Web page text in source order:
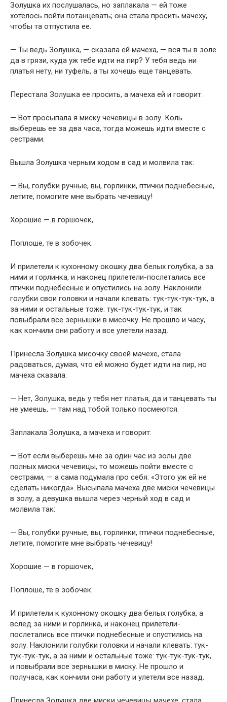
Золушка их послушалась, но заплакала — ей тоже
хотелось пойти потанцевать; она стала просить мачеху,
чтобы та отпустила ее.
— Ты ведь Золушка, — сказала ей мачеха, — вся ты в золе
да в грязи, куда уж тебе идти на пир? У тебя ведь ни
платья нету, ни туфель, а ты хочешь еще танцевать.
Перестала Золушка ее просить, а мачеха ей и говорит:
— Вот просыпала я миску чечевицы в золу. Коль
выберешь ее за два часа, тогда можешь идти вместе с
сестрами.
Вышла Золушка черным ходом в сад и молвила так:
— Вы, голубки ручные, вы, горлинки, птички поднебесные,
летите, помогите мне выбрать чечевицу!
Хорошие — в горшочек,
Поплоше, те в зобочек.
И прилетели к кухонному окошку два белых голубка, а за
ними и горлинка, и наконец прилетели-послетались все
птички поднебесные и опустились на золу. Наклонили
голубки свои головки и начали клевать: тук-тук-тук-тук, а
за ними и остальные тоже: тук-тук-тук-тук, и так
повыбрали все зернышки в мисочку. Не прошло и часу,
как кончили они работу и все улетели назад.
Принесла Золушка мисочку своей мачехе, стала
радоваться, думая, что ей можно будет идти на пир, но
мачеха сказала:
— Нет, Золушка, ведь у тебя нет платья, да и танцевать ты
не умеешь, — там над тобой только посмеются.
Заплакала Золушка, а мачеха и говорит:
— Вот если выберешь мне за один час из золы две
полных миски чечевицы, то можешь пойти вместе с
сестрами, — а сама подумала про себя: «Этого уж ей не
сделать никогда». Высыпала мачеха две миски чечевицы
в золу, а девушка вышла через черный ход в сад и
молвила так:
— Вы, голубки ручные, вы, горлинки, птички поднебесные,
летите, помогите мне выбрать чечевицу!
Хорошие — в горшочек,
Поплоше, те в зобочек.
И прилетели к кухонному окошку два белых голубка, а
вслед за ними и горлинка, и наконец прилетели-
послетались все птички поднебесные и спустились на
золу. Наклонили голубки головки и начали клевать: тук-
тук-тук-тук, а за ними и остальные тоже: тук-тук-тук-тук,
и повыбрали все зернышки в миску. Не прошло и
получаса, как кончили они работу и улетели все назад.